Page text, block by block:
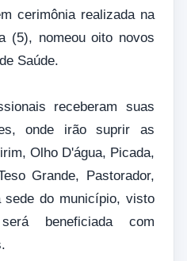
cerimônia realizada na
(5), nomeou oito novos
Saúde.
receberam suas
onde irão suprir as
Olho D'água, Picada,
Grande, Pastorador,
sede do município, visto
beneficiada com